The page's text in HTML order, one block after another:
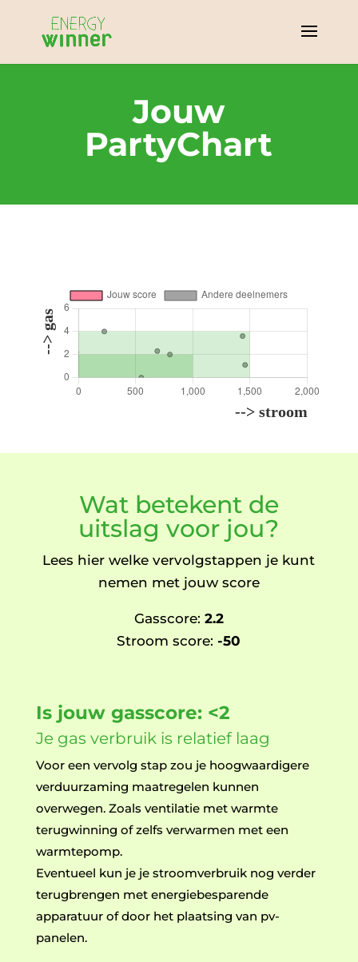
Jouw
PartyChart
Wat betekent de
uitslag voor jou?
Lees hier welke vervolgstappen je kunt
nemen met jouw score
Gasscore: 2.2
Stroom score: -50
Is jouw gasscore: <2
Je gas verbruik is relatief laag
Voor een vervolg stap zou je hoogwaardigere
verduurzaming maatregelen kunnen
overwegen. Zoals ventilatie met warmte
terugwinning of zelfs verwarmen met een
warmtepomp.
Eventueel kun je je stroomverbruik nog verder
terugbrengen met energiebesparende
apparatuur of door het plaatsing van pv-
panelen.